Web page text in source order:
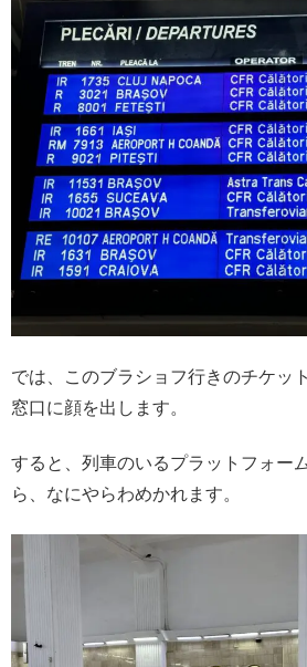
では、このブラショフ行きのチケッ
窓口に顔を出します。
すると、列車のいるプラットフォー
ら、なにやらわめかれます。